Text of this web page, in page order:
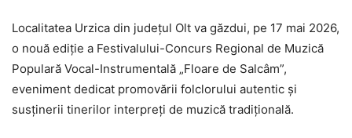
Localitatea Urzica din județul Olt va găzdui, pe 17 mai 2026,
o nouă ediție a Festivalului-Concurs Regional de Muzică
Populară Vocal-Instrumentală „Floare de Salcâm”,
eveniment dedicat promovării folclorului autentic și
susținerii tinerilor interpreți de muzică tradițională.